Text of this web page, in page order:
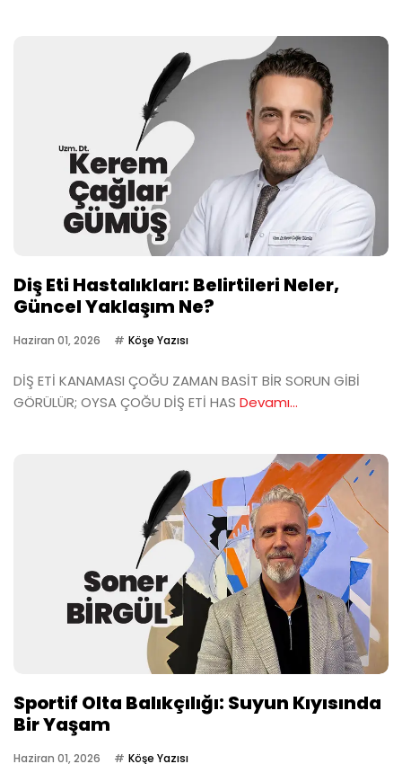
Diş Eti Hastalıkları: Belirtileri Neler,
Güncel Yaklaşım Ne?
Haziran 01, 2026 Köşe Yazısı
DİŞ ETİ KANAMASI ÇOĞU ZAMAN BASİT BİR SORUN GİBİ
GÖRÜLÜR; OYSA ÇOĞU DİŞ ETİ HAS Devamı...
Sportif Olta Balıkçılığı: Suyun Kıyısında
Bir Yaşam
Haziran 01, 2026 Köşe Yazısı